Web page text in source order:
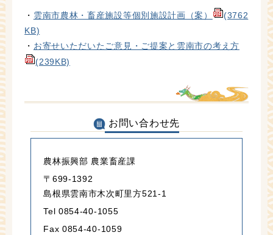
・ 雲南市農林・畜産施設等個別施設計画（案）
(3762
KB)
・ お寄せいただいたご意見・ご提案と雲南市の考え方
(239KB)
お問い合わせ先
農林振興部 農業畜産課
〒699-1392
島根県雲南市木次町里方521-1
Tel 0854-40-1055
Fax 0854-40-1059